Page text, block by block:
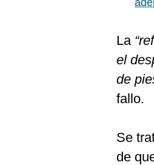
La
el
de
fallo.
Se
de